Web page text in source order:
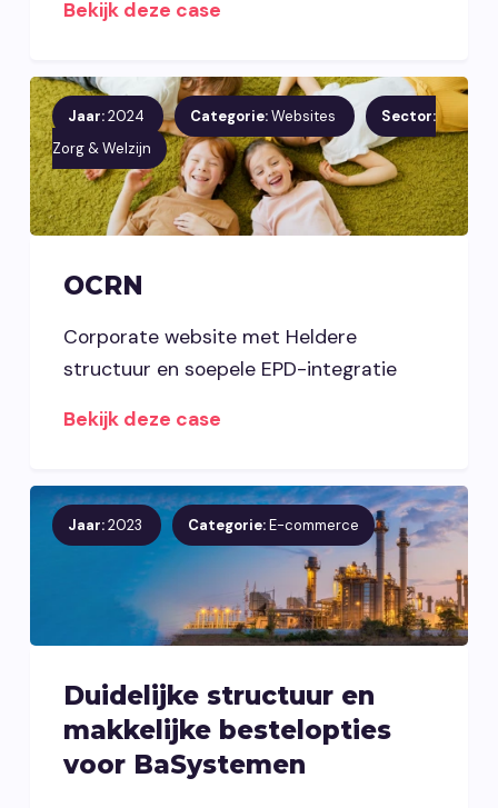
Bekijk deze case
Jaar:2024 Categorie:Websites
Sector:
Zorg & Welzijn
OCRN
Corporate website met Heldere
structuur en soepele EPD-integratie
Bekijk deze case
Jaar:2023 Categorie:E-commerce
Duidelijke structuur en
makkelijke bestelopties
voor BaSystemen